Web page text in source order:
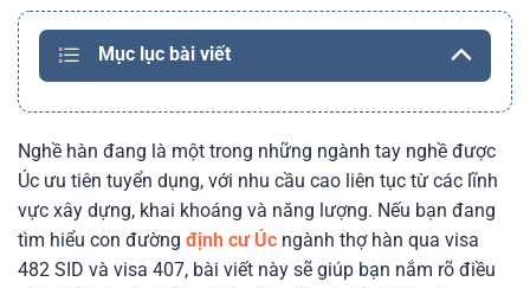
Mục lục bài viết
Nghề hàn đang là một trong những ngành tay nghề được
Úc ưu tiên tuyển dụng, với nhu cầu cao liên tục từ các lĩnh
vực xây dựng, khai khoáng và năng lượng. Nếu bạn đang
tìm hiểu con đường định cư Úc ngành thợ hàn qua visa
482 SID và visa 407, bài viết này sẽ giúp bạn nắm rõ điều